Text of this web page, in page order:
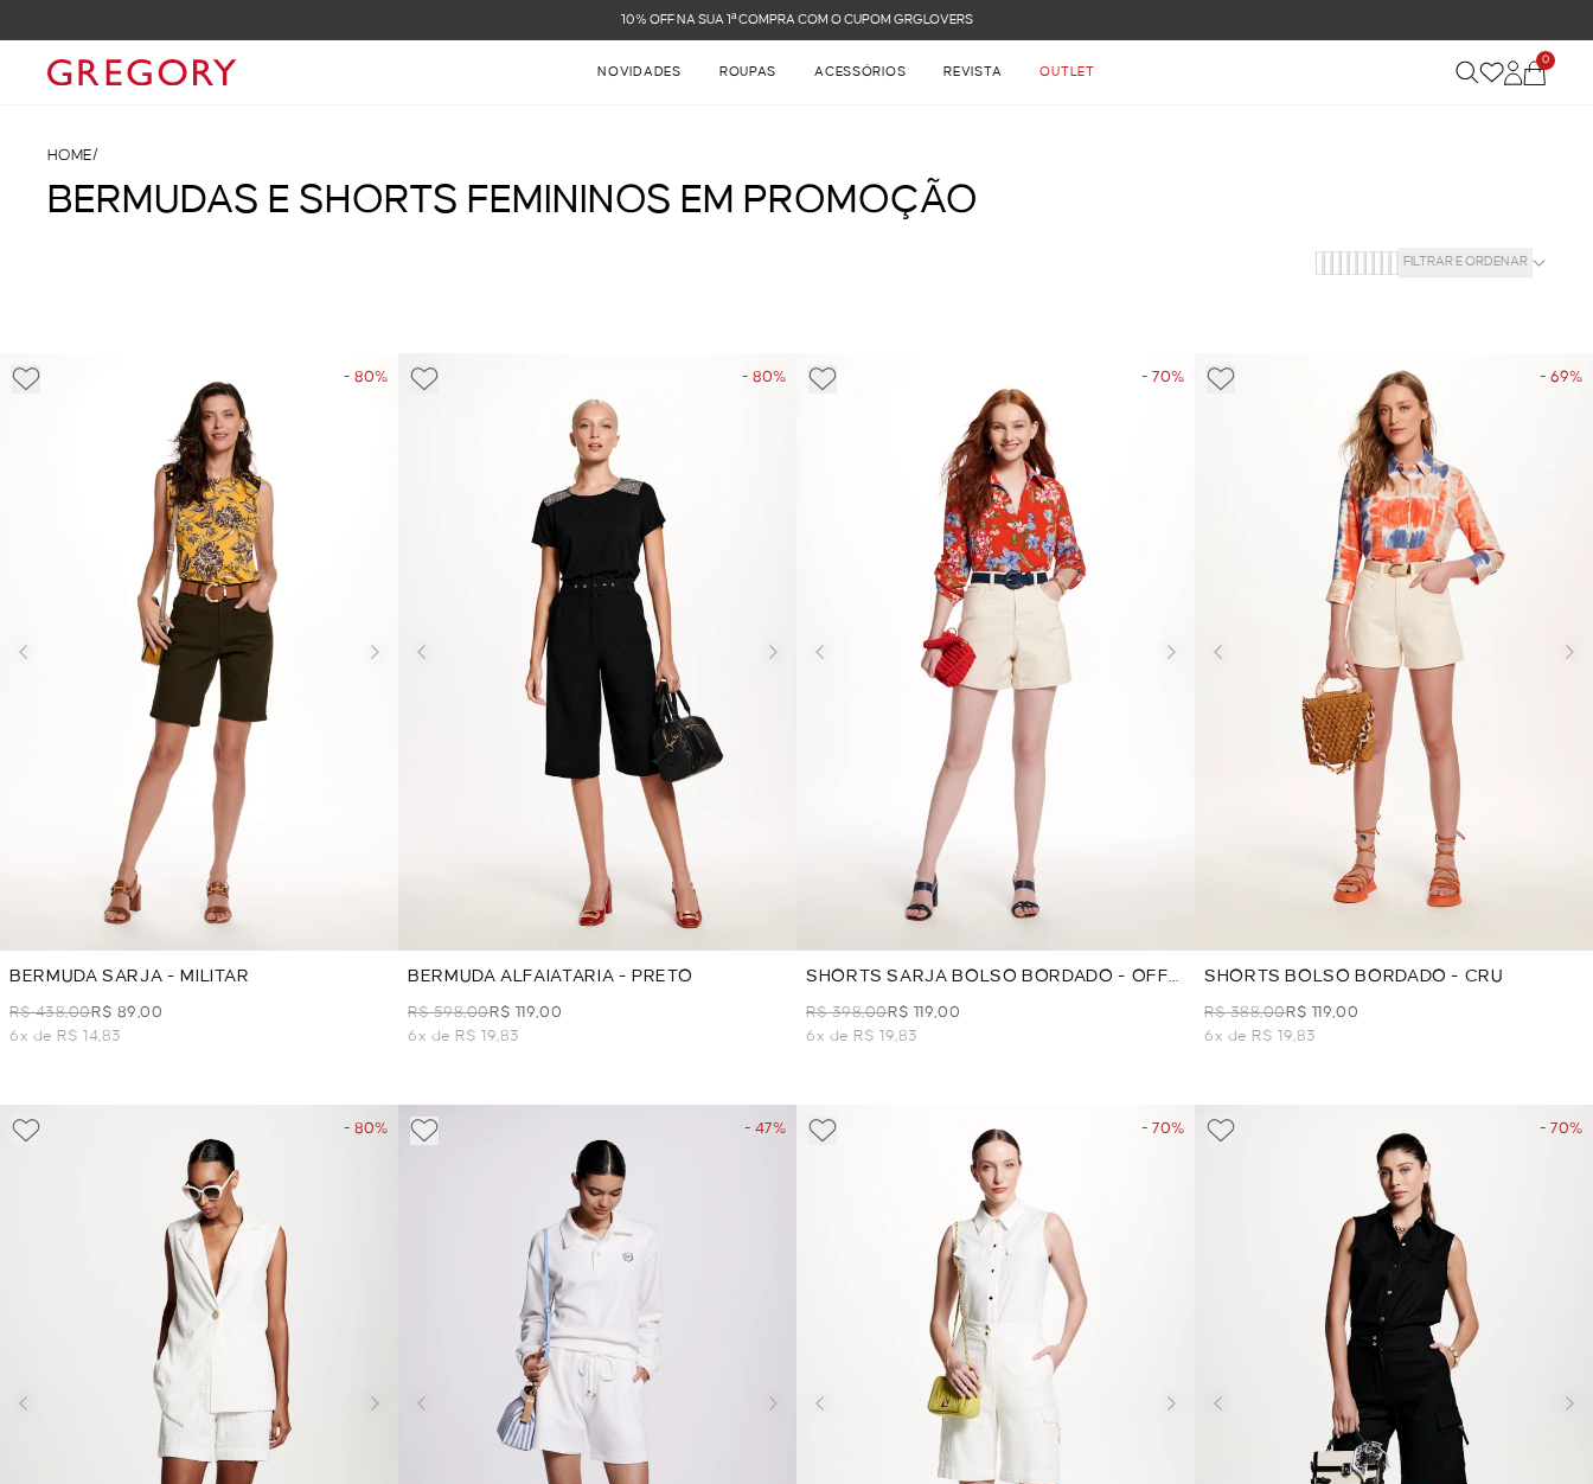
FRETE GRÁTIS NAS COMPRAS ACIMA DE R$ 899
NOVIDADES ROUPAS ACESSÓRIOS REVISTA OUTLET
0
HOME/
BERMUDAS E SHORTS FEMININOS EM PROMOÇÃO
FILTRAR E ORDENAR
- 80%
BERMUDA SARJA - MILITAR
R$ 438,00R$ 89,00
6x de R$ 14,83
- 80%
BERMUDA ALFAIATARIA - PRETO
R$ 598,00R$ 119,00
6x de R$ 19,83
- 70%
SHORTS SARJA BOLSO BORDADO - OFF
WHITE
R$ 398,00R$ 119,00
6x de R$ 19,83
- 69%
SHORTS BOLSO BORDADO - CRU
R$ 388,00R$ 119,00
6x de R$ 19,83
- 80% - 47% - 70% - 70%